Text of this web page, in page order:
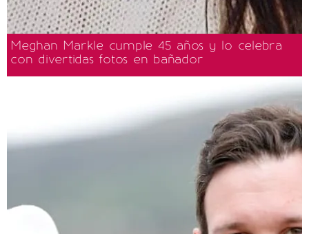
Meghan Markle cumple 45 años y lo celebra
con divertidas fotos en bañador